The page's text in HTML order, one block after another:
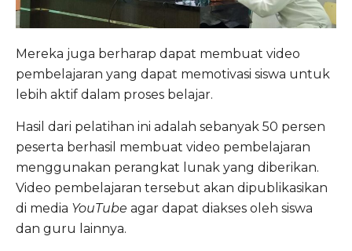
Mereka juga berharap dapat membuat video
pembelajaran yang dapat memotivasi siswa untuk
lebih aktif dalam proses belajar.
Hasil dari pelatihan ini adalah sebanyak 50 persen
peserta berhasil membuat video pembelajaran
menggunakan perangkat lunak yang diberikan.
Video pembelajaran tersebut akan dipublikasikan
di media YouTube agar dapat diakses oleh siswa
dan guru lainnya.